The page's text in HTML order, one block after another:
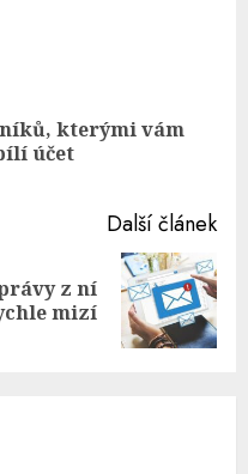
kterými vám
účet
Další článek
z ní
mizí